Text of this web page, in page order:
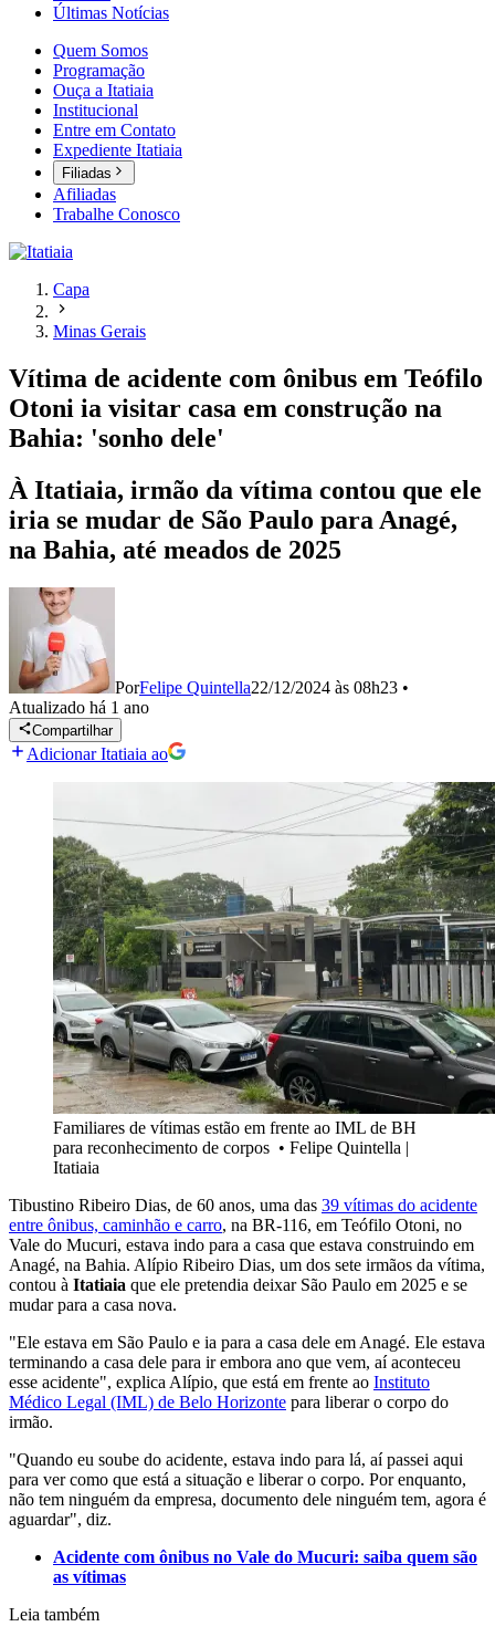
Últimas Notícias
Quem Somos
Programação
Ouça a Itatiaia
Institucional
Entre em Contato
Expediente Itatiaia
Filiadas
Afiliadas
Trabalhe Conosco
Capa
Minas Gerais
Vítima de acidente com ônibus em Teófilo
Otoni ia visitar casa em construção na
Bahia: 'sonho dele'
À Itatiaia, irmão da vítima contou que ele
iria se mudar de São Paulo para Anagé,
na Bahia, até meados de 2025
PorFelipe Quintella22/12/2024 às 08h23 •
Atualizado há 1 ano
Compartilhar
Adicionar Itatiaia ao
Familiares de vítimas estão em frente ao IML de BH
para reconhecimento de corpos • Felipe Quintella |
Itatiaia
Tibustino Ribeiro Dias, de 60 anos, uma das 39 vítimas do acidente
entre ônibus, caminhão e carro, na BR-116, em Teófilo Otoni, no
Vale do Mucuri, estava indo para a casa que estava construindo em
Anagé, na Bahia. Alípio Ribeiro Dias, um dos sete irmãos da vítima,
contou à Itatiaia que ele pretendia deixar São Paulo em 2025 e se
mudar para a casa nova.
"Ele estava em São Paulo e ia para a casa dele em Anagé. Ele estava
terminando a casa dele para ir embora ano que vem, aí aconteceu
esse acidente", explica Alípio, que está em frente ao Instituto
Médico Legal (IML) de Belo Horizonte para liberar o corpo do
irmão.
"Quando eu soube do acidente, estava indo para lá, aí passei aqui
para ver como que está a situação e liberar o corpo. Por enquanto,
não tem ninguém da empresa, documento dele ninguém tem, agora é
aguardar", diz.
Acidente com ônibus no Vale do Mucuri: saiba quem são
as vítimas
Leia também